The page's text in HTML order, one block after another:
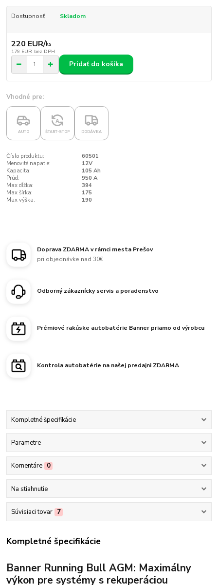
Dostupnosť Skladom
220 EUR/ks
179 EUR bez DPH
Pridať do košíka
Vhodné pre:
AUTO
A
ŠTART-STOP DODÁVKA
Číslo produktu:
60501
Menovité napätie:
12V
Kapacita:
105 Ah
Prúd:
950 A
Max dĺžka:
394
Max šírka:
175
Max výška:
190
Doprava ZDARMA v rámci mesta Prešov
pri objednávke nad 30€
Odborný zákaznícky servis a poradenstvo
Prémiové rakúske autobatérie Banner priamo od výrobcu
Kontrola autobatérie na našej predajni ZDARMA
Kompletné špecifikácie
Parametre
Komentáre 0
Na stiahnutie
Súvisiaci tovar 7
Kompletné špecifikácie
Banner Running Bull AGM: Maximálny
výkon pre systémy s rekuperáciou